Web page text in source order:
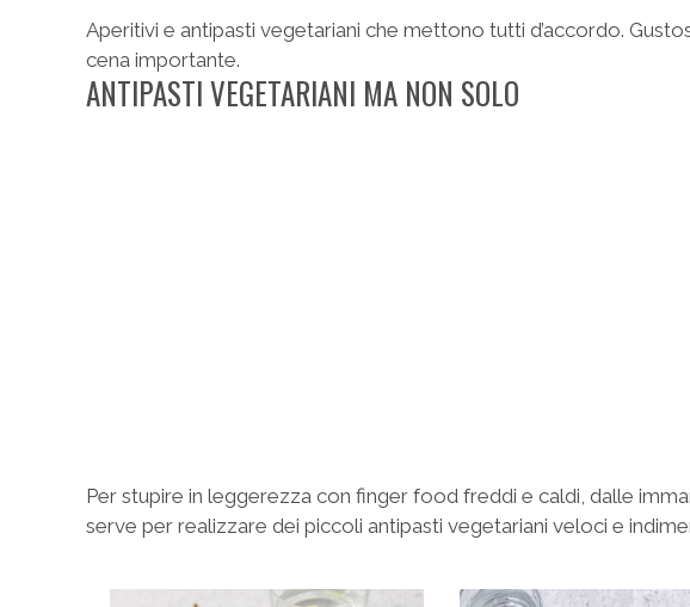
Aperitivi e antipasti vegetariani che mettono tutti d’accordo.
cena importante.
ANTIPASTI VEGETARIANI MA NON SOLO
Per stupire in leggerezza con finger food freddi e caldi, dalle
serve per realizzare dei piccoli antipasti vegetariani veloci e